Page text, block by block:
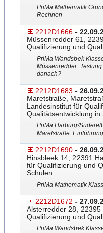
PriMa Mathematik
Rechnen
2212D1666 -
Müssenredder 61,
Qualifizierung und
PriMa Wandsbek
Müssenredder:
danach?
2212D1683 -
Maretstraße,
Landesinstitut für
Qualitätsentwicklung in
PriMa Harburg/
Maretstraße:
2212D1690 -
Hinsbleek 14, 22391
für Qualifizierung und
Schulen
PriMa Mathematik
2212D1672 -
Alsterredder 28,
Qualifizierung und
PriMa Wandsbek